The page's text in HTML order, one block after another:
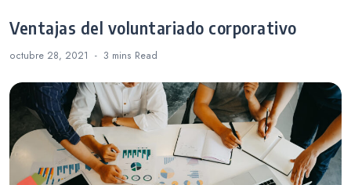
Ventajas del voluntariado corporativo
octubre 28, 2021 3 mins Read